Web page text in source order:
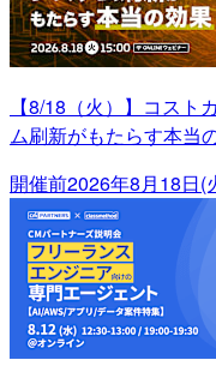
【8/18（火）】コス
ム刷新がもたらす本当
開催前2026年8月18日(